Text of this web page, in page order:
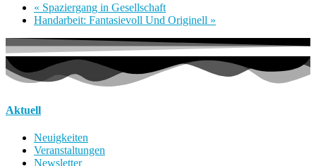
« Spaziergang in Gesellschaft
Handarbeit: Fantasievoll Und Originell »
Aktuell
Neuigkeiten
Veranstaltungen
Newsletter